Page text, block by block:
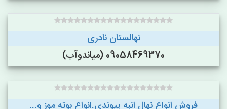
نهالستان نادری
09058469370 (میاندوآب)
فروش انواع نهال انبه پیوندی.انواع بوته موز و...